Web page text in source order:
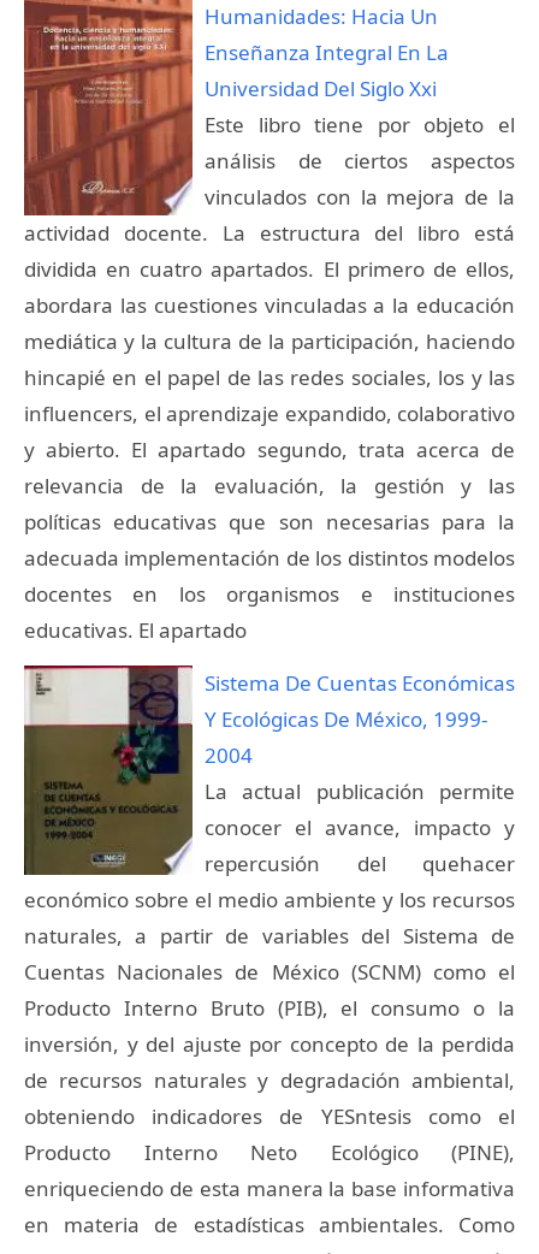
Humanidades: Hacia Un
Enseñanza Integral En La
Universidad Del Siglo Xxi
Este libro tiene por objeto el
análisis de ciertos aspectos
vinculados con la mejora de la
actividad docente. La estructura del libro está
dividida en cuatro apartados. El primero de ellos,
abordara las cuestiones vinculadas a la educación
mediática y la cultura de la participación, haciendo
hincapié en el papel de las redes sociales, los y las
influencers, el aprendizaje expandido, colaborativo
y abierto. El apartado segundo, trata acerca de
relevancia de la evaluación, la gestión y las
políticas educativas que son necesarias para la
adecuada implementación de los distintos modelos
docentes en los organismos e instituciones
educativas. El apartado
Sistema De Cuentas Económicas
Y Ecológicas De México, 1999-
2004
La actual publicación permite
conocer el avance, impacto y
repercusión del quehacer
económico sobre el medio ambiente y los recursos
naturales, a partir de variables del Sistema de
Cuentas Nacionales de México (SCNM) como el
Producto Interno Bruto (PIB), el consumo o la
inversión, y del ajuste por concepto de la perdida
de recursos naturales y degradación ambiental,
obteniendo indicadores de YESntesis como el
Producto Interno Neto Ecológico (PINE),
enriqueciendo de esta manera la base informativa
en materia de estadísticas ambientales. Como